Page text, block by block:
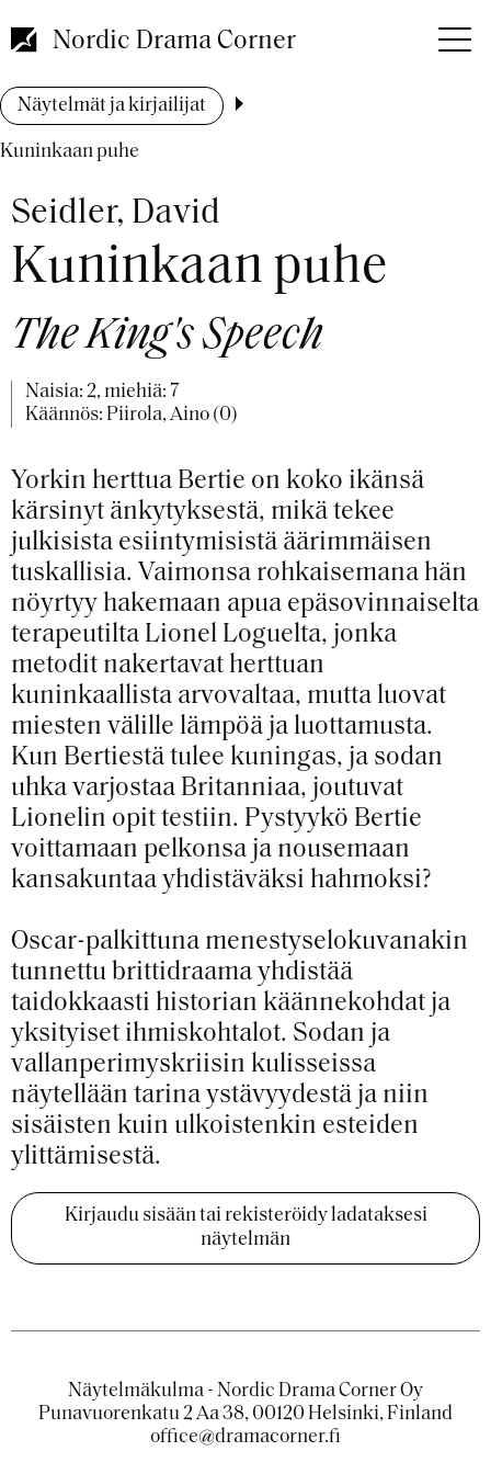
pääsisältöön
Nordic Drama Corner
Murupolku
Näytelmät ja kirjailijat
Kuninkaan puhe
Seidler, David
Kuninkaan puhe
The King's Speech
Naisia: 2, miehiä: 7
Käännös: Piirola, Aino (0)
Yorkin herttua Bertie on koko ikänsä
kärsinyt änkytyksestä, mikä tekee
julkisista esiintymisistä äärimmäisen
tuskallisia. Vaimonsa rohkaisemana hän
nöyrtyy hakemaan apua epäsovinnaiselta
terapeutilta Lionel Loguelta, jonka
metodit nakertavat herttuan
kuninkaallista arvovaltaa, mutta luovat
miesten välille lämpöä ja luottamusta.
Kun Bertiestä tulee kuningas, ja sodan
uhka varjostaa Britanniaa, joutuvat
Lionelin opit testiin. Pystyykö Bertie
voittamaan pelkonsa ja nousemaan
kansakuntaa yhdistäväksi hahmoksi?
Oscar-palkittuna menestyselokuvanakin
tunnettu brittidraama yhdistää
taidokkaasti historian käännekohdat ja
yksityiset ihmiskohtalot. Sodan ja
vallanperimyskriisin kulisseissa
näytellään tarina ystävyydestä ja niin
sisäisten kuin ulkoistenkin esteiden
ylittämisestä.
Kirjaudu sisään tai rekisteröidy ladataksesi
näytelmän
Näytelmäkulma - Nordic Drama Corner Oy
Punavuorenkatu 2 Aa 38, 00120 Helsinki, Finland
office@dramacorner.fi